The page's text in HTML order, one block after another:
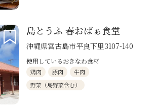
島とうふ 春おばぁ食堂
沖縄県宮古島市平良下里3107-140
使用しているおきなわ食材
鶏肉 豚肉
牛肉
野菜（島野菜含む）